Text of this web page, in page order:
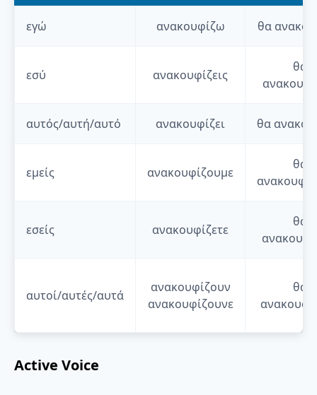
εγώ ανακουφίζω θα
εσύ ανακουφίζεις
θα
αυτός/αυτή/αυτό ανακουφίζει θα
εμείς ανακουφίζουμε
θα
εσείς ανακουφίζετε
θα
αυτοί/αυτές/αυτά
ανακουφίζουν
ανακουφίζουνε
θα
Active Voice